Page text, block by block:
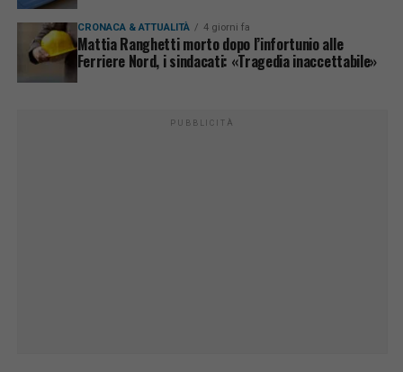
CRONACA & ATTUALITÀ 4 giorni fa
Mattia Ranghetti morto dopo l’infortunio alle
Ferriere Nord, i sindacati: «Tragedia inaccettabile»
PUBBLICITÀ